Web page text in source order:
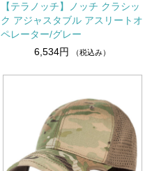
【テラノッチ】ノッチ クラシッ
ク アジャスタブル アスリートオ
ペレーター/グレー
6,534円
（税込み）